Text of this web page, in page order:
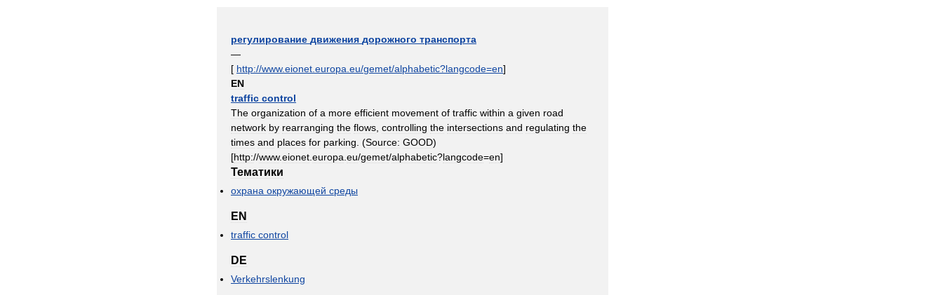
регулирование движения дорожного транспорта
—
[ http://www.eionet europa eu/gemet/alphabetic?langcode=en]
EN
traffic control
The organization of a more efficient movement of traffic within a given road
network by rearranging the flows controlling the intersections and regulating the
times and places for parking . (Source: GOOD)
[http://www.eionet europa eu/gemet/alphabetic?langcode=en]
Тематики
охрана окружающей среды
EN
traffic control
DE
Verkehrslenkung